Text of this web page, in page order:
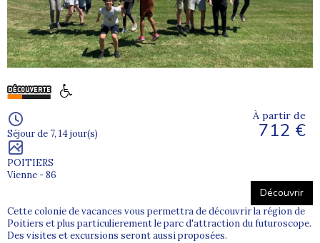
Séjour de 7, 14 jour(s)
POITIERS
Vienne - 86
À partir de
712 €
Découvrir
Cette colonie de vacances vous permettra de découvrir la région de
Poitiers et plus particulierement le parc d'attraction du futuroscope.
Des visites et excursions seront aussi proposées.